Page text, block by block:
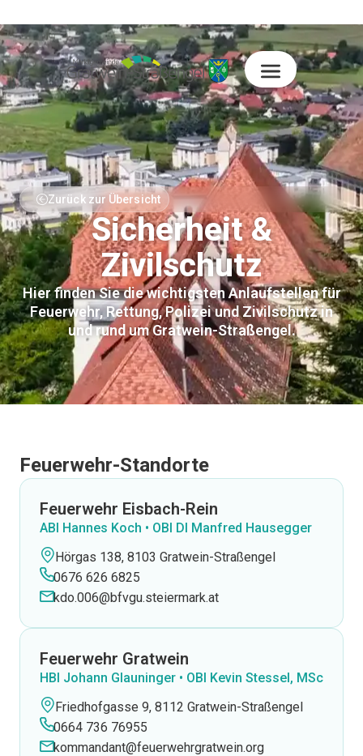
Zurück zur Übersicht
Sicherheit &
Zivilschutz
Hier finden Sie die wichtigsten Anlaufstellen für
Feuerwehr, Rettung, Polizei und Zivilschutz in
und rund um Gratwein-Straßengel.
Feuerwehr-Standorte
Feuerwehr Eisbach-Rein
ABI Hannes Koch • OBI DI Manfred Hausegger
Hörgas 138, 8103 Gratwein-Straßengel
0676 626 6825
kdo.006@bfvgu.steiermark.at
Feuerwehr Gratwein
HBI Johann Glauninger • OBI Kevin Stessel, MSc
Friedhofgasse 9, 8112 Gratwein-Straßengel
0664 736 76955
kommandant@feuerwehrgratwein.org